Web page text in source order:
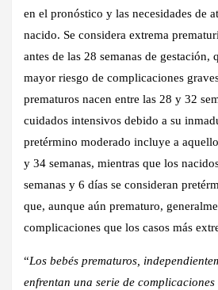
en el pronóstico y las necesidades de
nacido. Se considera extrema
antes de las 28 semanas de gestación,
mayor riesgo de complicaciones
prematuros nacen entre las 28 y 32
cuidados intensivos debido a su
pretérmino moderado incluye a
y 34 semanas, mientras que los
semanas y 6 días se consideran
que, aunque aún prematuro,
complicaciones que los casos más
“Los bebés prematuros,
enfrentan una serie de